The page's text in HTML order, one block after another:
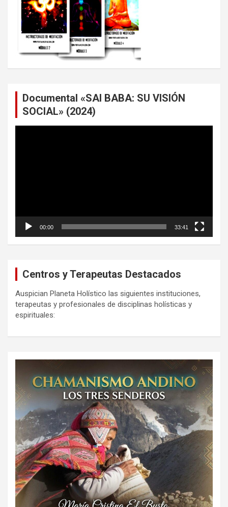
Documental «SAI BABA: SU VISIÓN
SOCIAL» (2024)
00:00 33:41
Centros y Terapeutas Destacados
Auspician Planeta Holístico las siguientes instituciones,
terapeutas y profesionales de disciplinas holísticas y
espirituales: